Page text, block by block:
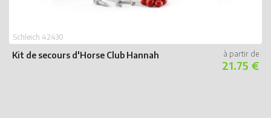
Kit de secours d'Horse Club Hannah
Schleich 42430
21.75 €